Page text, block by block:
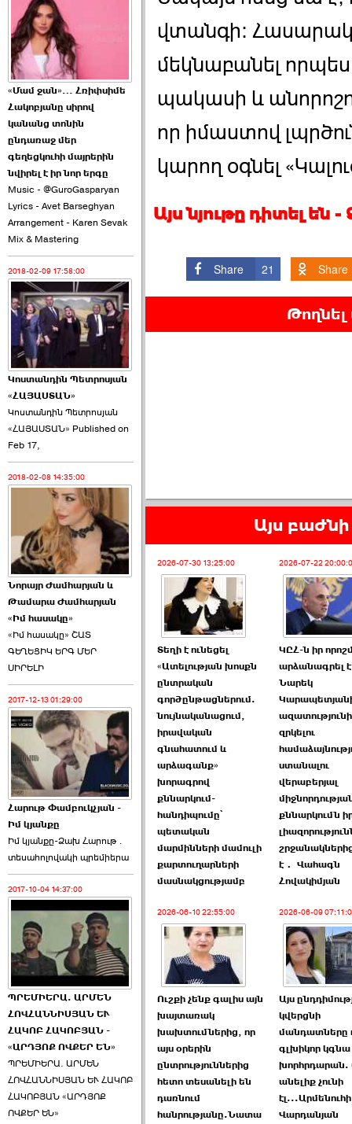
2026-06-10 22:55:00
Ուշքի չենք գալիս այն
խայտառակ ›››
2026-06-09 15:05:00
Ծառուկյանի փեսան
վնասել է ›››
2026-06-09 07:11:00
Այս ընդդիմությունը
կվերցնի ›››
2026-06-09 00:41:00
Որպես ընդդիմադիր
ընտրող՝ ›››
«Մամ ջան»… Հռիփսիմե
Հակոբյանը սիրով
կանանց տոնին
ընդառաջ մեր
գեղեցկուհի մայրերին
նվիրել է իր նոր երգը
Music - @GuroGasparyan
Lyrics - Avet Barseghyan
Arrangement - Karen Sevak
Mix & Mastering
2018-02-09 17:58:00
Կոստանդին Պետրոսյան
«ՀԱՅԱՍՏԱՆ»
Կոստանդին Պետրոսյան
«ՀԱՅԱՍՏԱՆ» Published on
Feb 17,
2018-02-08 14:35:00
Նորայր Ժամհարյան և
Թամարա Ժամհարյան
«Իմ հասակը»
«Իմ հասակը» ՇԱՏ
ԳԵՂԵՑԻԿ ԵՐԳ ՄԵՐ
ՍԻՐԵԼԻ
2017-12-13 01:29:00
Հարութ Փամբուկչյան -
Իմ կյանքը
Իմ կյանքը-Ձախ Հարnւթ․
տեuաhnլnվակի պրեմիերա
2017-10-04 14:37:00
ՊՐԵՄԻԵՐԱ. ԱՐՄԵՆ
ՀՈՎՀԱՆՆԻՍՅԱՆ ԵՒ
ՀԱԿՈԲ ՀԱԿՈԲՅԱՆ -
«ԱՐԴՅՈՔ ՈՎՔԵՐ ԵՆ»
ՊՐԵՄԻԵՐԱ. ԱՐՄԵՆ
ՀՈՎՀԱՆՆԻՍՅԱՆ ԵՒ ՀԱԿՈԲ
ՀԱԿՈԲՅԱՆ «ԱՐԴՅՈՔ
ՈՎՔԵՐ ԵՆ»
վտանգի:
մեկնաբանել որպես
պակասի և
որ իմաստով
կարող օգնել
Այս նյութը դիտել են
Share 21 Share
Թողնել
Այս բաժնի
2026-07-30 13:25:00
Տեղի է ունեցել
«Ատելության խոսքն
ընտրական
գործընթացներում.
նույնականացում,
իրավական
գնահատում և
արձագանք»
խորագրով
քննարկում-
հանդիպումը՝
պետական
մարմինների մամուլի
քարտուղարների
մասնակցությամբ
2026-07-22
ԿԸՀ-ն իր
արձանագրել
Նարեկ
զրկելու
ստանալու
վերաբերյալ
քննարկումն
է․ Վահագն
Հովակիմյան
2026-06-10 22:55:00
Ուշքի չենք գալիս այն
խայտառակ
խախտումներից, որ
այս օրերին
ընտրություններից
հետո տեսանելի են
դառնում
հանրությանը.Նատա
2026-06-09
Այս
կվերցնի
մանդատները
գլխիկոր կգնա
խորհրդարան.
անելիք չունի
էլ...Արմենուհի
Վարդանյան